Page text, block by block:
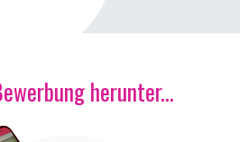
herunter...